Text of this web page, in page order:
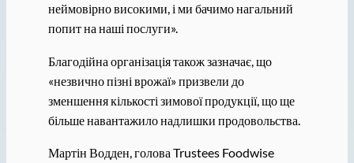
неймовірно високими, і ми бачимо нагальний
попит на наші послуги».
Благодійна організація також зазначає, що
«незвично пізні врожаї» призвели до
зменшення кількості зимової продукції, що ще
більше навантажило надлишки продовольства.
Мартін Водден, голова Trustees Foodwise